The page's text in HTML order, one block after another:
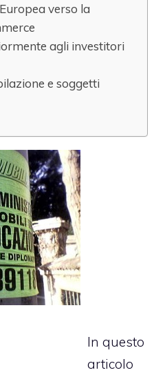
verso la
agli investitori
e soggetti
In questo
articolo